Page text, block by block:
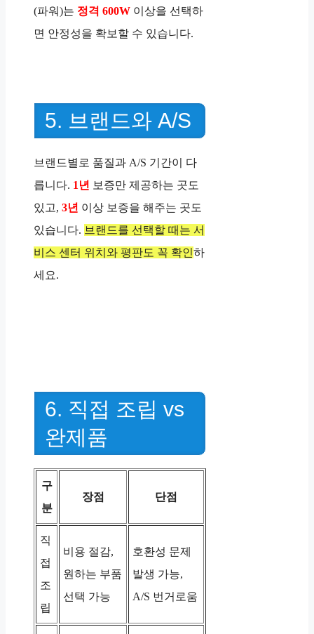
(파워)는 정격 600W 이상을 선택하
면 안정성을 확보할 수 있습니다.
5. 브랜드와 A/S
브랜드별로 품질과 A/S 기간이 다
릅니다. 1년 보증만 제공하는 곳도
있고, 3년 이상 보증을 해주는 곳도
있습니다. 브랜드를 선택할 때는 서
비스 센터 위치와 평판도 꼭 확인하
세요.
6. 직접 조립 vs
완제품
구
분
장점 단점
직
접
조
립
비용 절감,
원하는 부품
선택 가능
호환성 문제
발생 가능,
A/S 번거로움